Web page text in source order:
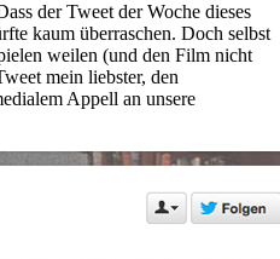
der Tweet der Woche dieses
kaum überraschen. Doch selbst
weilen (und den Film nicht
mein liebster, den
Appell an unsere